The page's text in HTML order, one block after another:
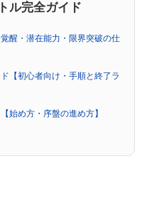
ル完全ガイド
醒・潜在能力・限界突破の仕
【初心者向け・手順と終了ラ
始め方・序盤の進め方】